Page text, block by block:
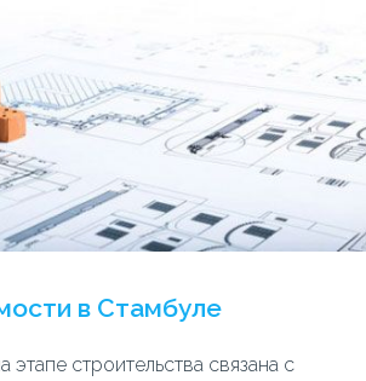
в Стамбуле
строительства связана с